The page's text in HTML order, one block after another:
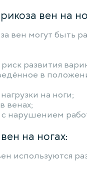
вен на
вен могут быть
развития
в
на ноги;
венах;
с нарушением
на ногах:
используются